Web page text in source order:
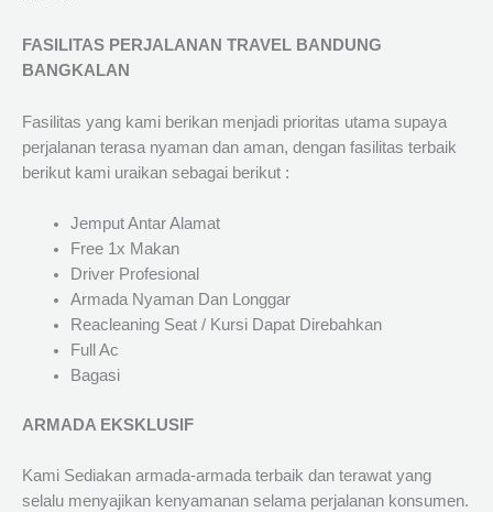
FASILITAS PERJALANAN TRAVEL BANDUNG
BANGKALAN
Fasilitas yang kami berikan menjadi prioritas utama supaya
perjalanan terasa nyaman dan aman, dengan fasilitas terbaik
berikut kami uraikan sebagai berikut :
Jemput Antar Alamat
Free 1x Makan
Driver Profesional
Armada Nyaman Dan Longgar
Reacleaning Seat / Kursi Dapat Direbahkan
Full Ac
Bagasi
ARMADA EKSKLUSIF
Kami Sediakan armada-armada terbaik dan terawat yang
selalu menyajikan kenyamanan selama perjalanan konsumen.